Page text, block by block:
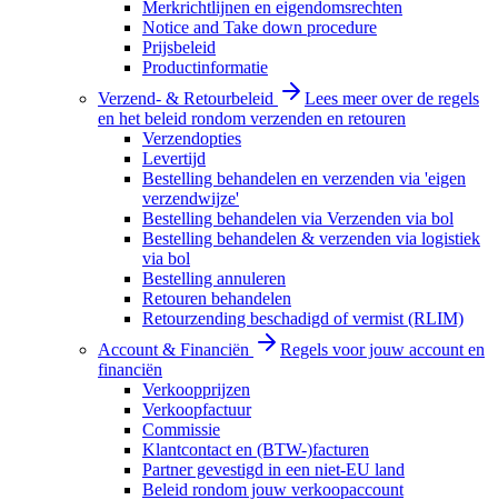
Merkrichtlijnen en eigendomsrechten
Notice and Take down procedure
Prijsbeleid
Productinformatie
Verzend- & Retourbeleid
Lees meer over de regels
en het beleid rondom verzenden en retouren
Verzendopties
Levertijd
Bestelling behandelen en verzenden via 'eigen
verzendwijze'
Bestelling behandelen via Verzenden via bol
Bestelling behandelen & verzenden via logistiek
via bol
Bestelling annuleren
Retouren behandelen
Retourzending beschadigd of vermist (RLIM)
Account & Financiën
Regels voor jouw account en
financiën
Verkoopprijzen
Verkoopfactuur
Commissie
Klantcontact en (BTW-)facturen
Partner gevestigd in een niet-EU land
Beleid rondom jouw verkoopaccount